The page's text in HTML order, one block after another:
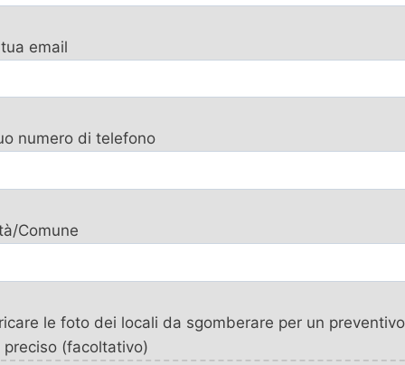
email
numero di telefono
Comune
le foto dei locali da sgomberare per un preventivo
preciso (facoltativo)